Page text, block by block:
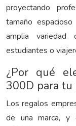
proyectando
tamaño
amplia variedad
estudiantes o
¿Por qué
300D para tu
Los regalos
de una marca, y